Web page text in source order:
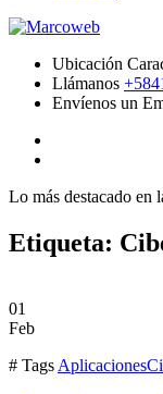
Ubicación
Llámanos
Envíenos un
Lo más destacado en
Etiqueta:
01
Feb
# Tags Aplicaciones